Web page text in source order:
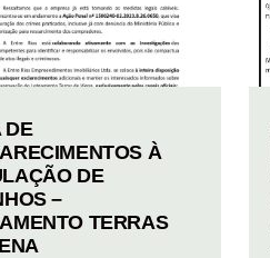
DE
À
DE
–
TERRAS